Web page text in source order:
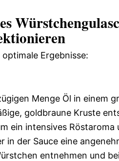
Ergebnisse:
Menge Öl in einem
goldbraune Kruste
ein intensives Röstaroma
in der Sauce eine
entnehmen und